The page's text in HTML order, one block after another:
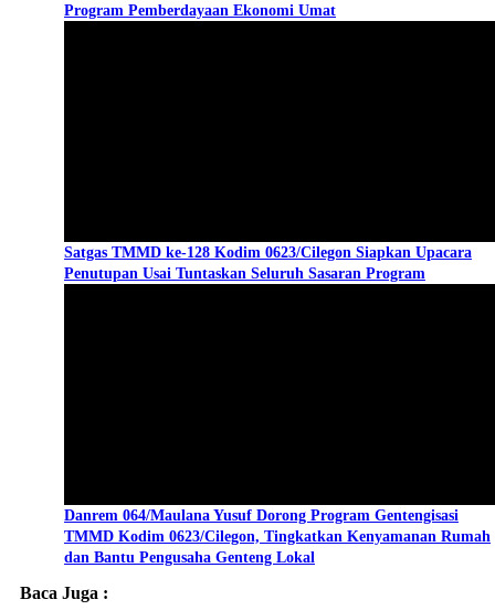
Program Pemberdayaan Ekonomi Umat
Satgas TMMD ke-128 Kodim 0623/Cilegon Siapkan Upacara
Penutupan Usai Tuntaskan Seluruh Sasaran Program
Danrem 064/Maulana Yusuf Dorong Program Gentengisasi
TMMD Kodim 0623/Cilegon, Tingkatkan Kenyamanan Rumah
dan Bantu Pengusaha Genteng Lokal
Baca Juga :